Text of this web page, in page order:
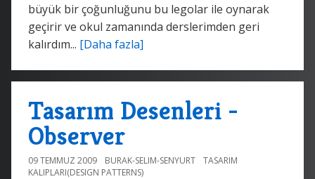
büyük bir çoğunluğunu bu legolar ile oynarak
geçirir ve okul zamanında derslerimden geri
kalırdım... [Daha fazla]
Tasarım Desenleri -
Observer
09 TEMMUZ 2009 BURAK-SELIM-SENYURT
TASARIM
KALIPLARI(DESIGN PATTERNS)